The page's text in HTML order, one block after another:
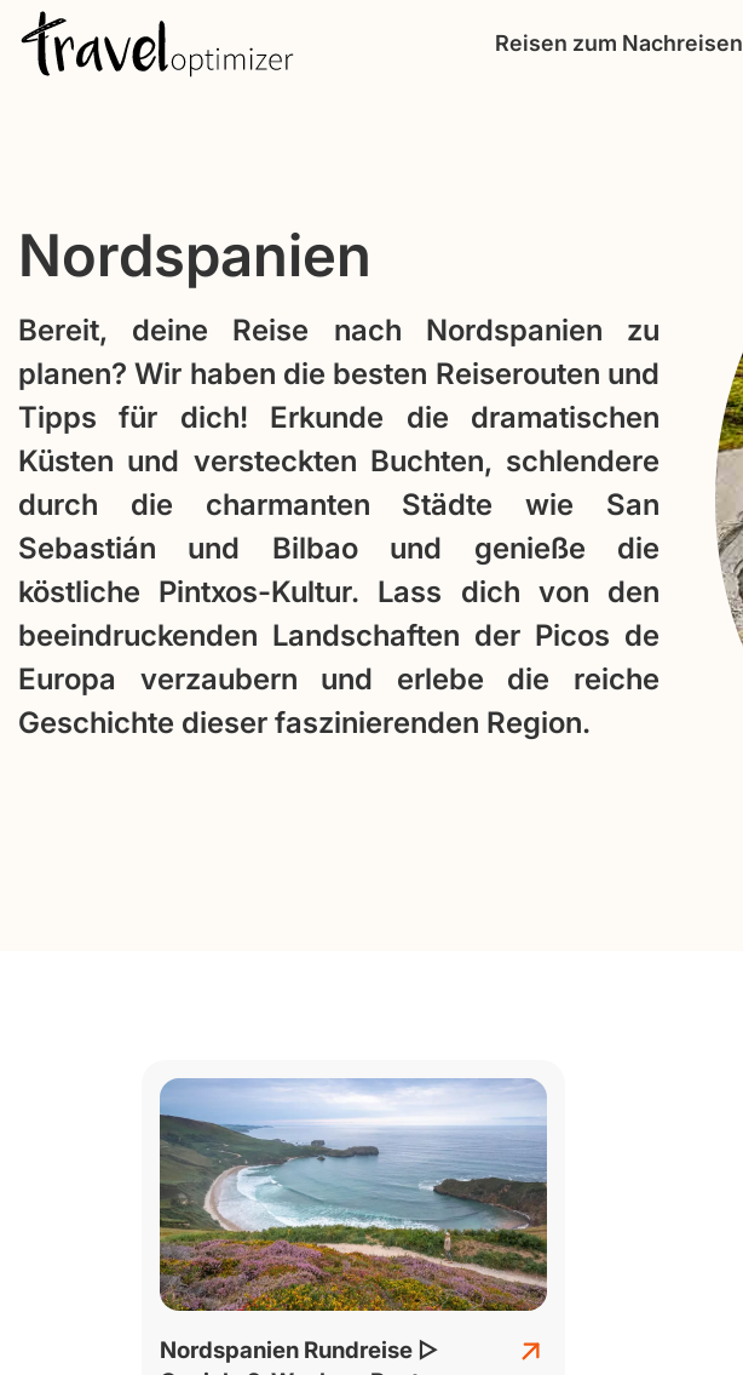
Reisen zum Nachreisen
Nordspanien
Bereit, deine Reise nach Nordspanien zu
planen? Wir haben die besten Reiserouten und
Tipps für dich! Erkunde die dramatischen
Küsten und versteckten Buchten, schlendere
durch die charmanten Städte wie San
Sebastián und Bilbao und genieße die
köstliche Pintxos-Kultur. Lass dich von den
beeindruckenden Landschaften der Picos de
Europa verzaubern und erlebe die reiche
Geschichte dieser faszinierenden Region.
Nordspanien Rundreise ▷